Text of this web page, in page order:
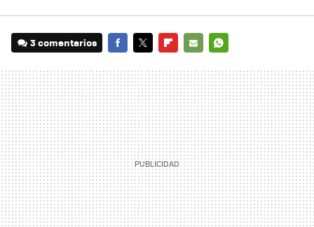
3 comentarios
MAIL